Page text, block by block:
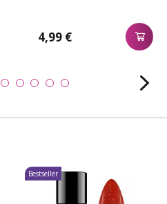
4,99 €
Bestseller